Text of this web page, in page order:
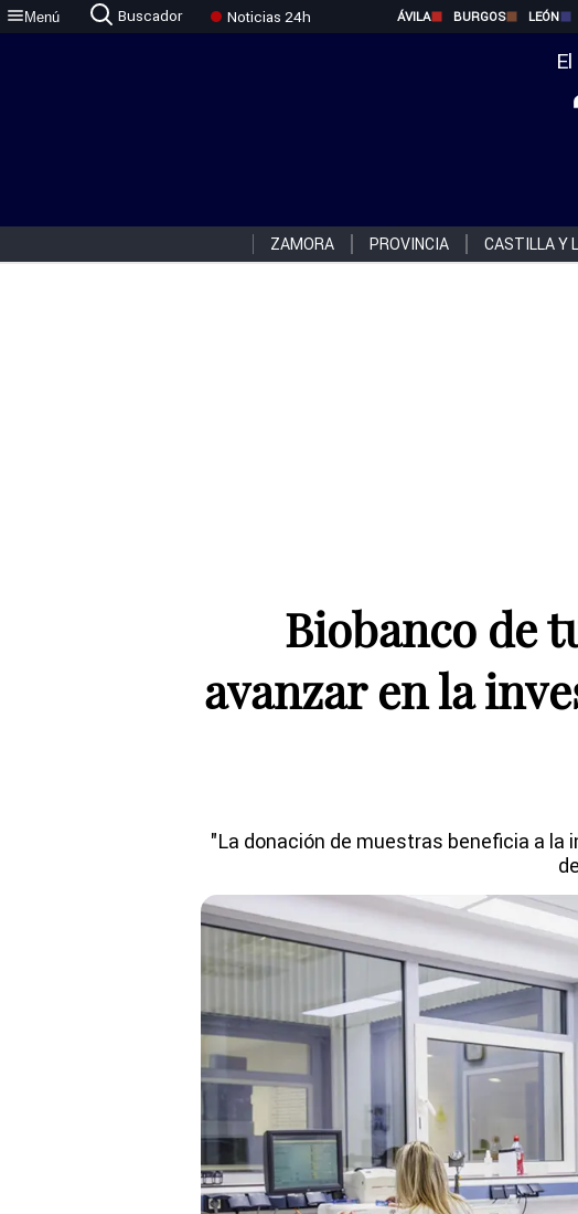
Menú Buscador Noticias 24h ÁVILA BURGOS LEÓN
ZAMORA PROVINCIA CASTILLA Y
Biobanco de
avanzar en la
"La donación de muestras beneficia a la